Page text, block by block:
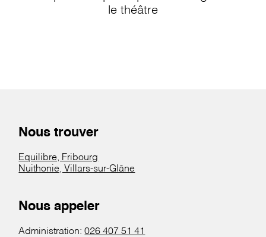
le théâtre
Nous trouver
Equilibre, Fribourg
Nuithonie, Villars-sur-Glâne
Nous appeler
Administration:026 407 51 41